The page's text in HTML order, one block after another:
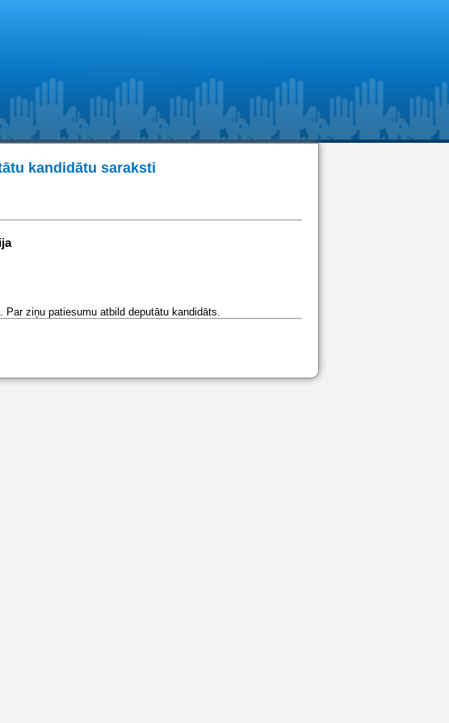
kandidātu saraksti
ziņu patiesumu atbild deputātu kandidāts.